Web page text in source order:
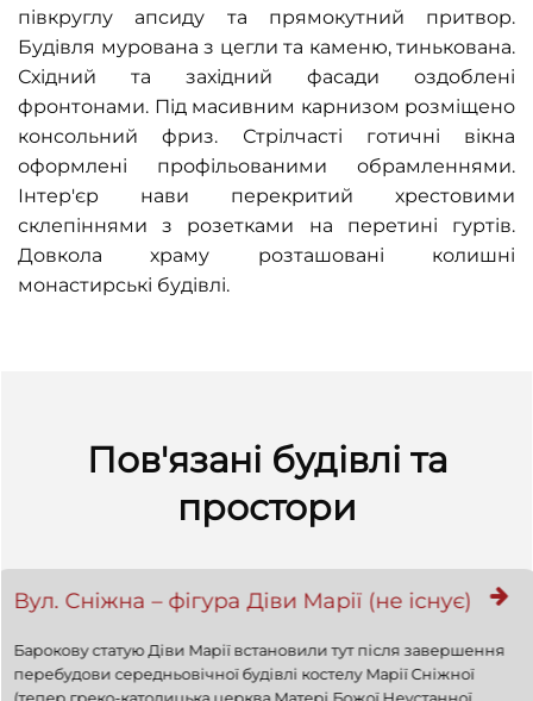
півкруглу апсиду та прямокутний притвор.
Будівля мурована з цегли та каменю, тинькована.
Східний та західний фасади оздоблені
фронтонами. Під масивним карнизом розміщено
консольний фриз. Стрілчасті готичні вікна
оформлені профільованими обрамленнями.
Інтер'єр нави перекритий хрестовими
склепіннями з розетками на перетині гуртів.
Довкола храму розташовані колишні
монастирські будівлі.
Пов'язані будівлі та
простори
Вул. Сніжна – фігура Діви Марії (не існує)
Барокову статую Діви Марії встановили тут після завершення
перебудови середньовічної будівлі костелу Марії Сніжної